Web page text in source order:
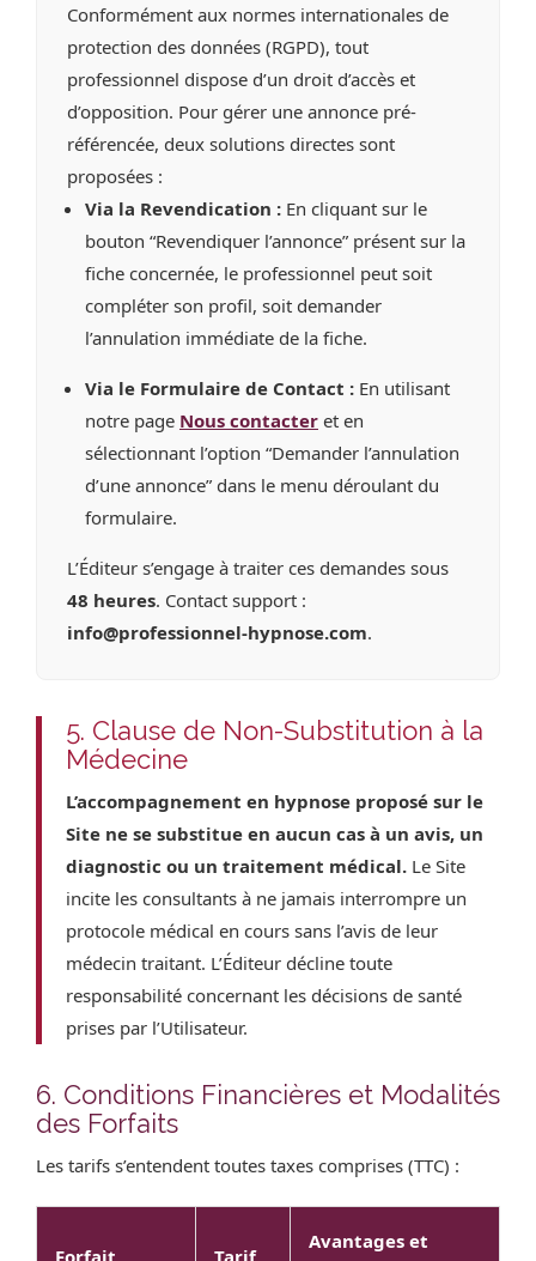
Conformément aux normes internationales de
protection des données (RGPD), tout
professionnel dispose d’un droit d’accès et
d’opposition. Pour gérer une annonce pré-
référencée, deux solutions directes sont
proposées :
Via la Revendication : En cliquant sur le
bouton “Revendiquer l’annonce” présent sur la
fiche concernée, le professionnel peut soit
compléter son profil, soit demander
l’annulation immédiate de la fiche.
Via le Formulaire de Contact : En utilisant
notre page Nous contacter et en
sélectionnant l’option “Demander l’annulation
d’une annonce” dans le menu déroulant du
formulaire.
L’Éditeur s’engage à traiter ces demandes sous
48 heures. Contact support :
info@professionnel-hypnose.com.
5. Clause de Non-Substitution à la
Médecine
L’accompagnement en hypnose proposé sur le
Site ne se substitue en aucun cas à un avis, un
diagnostic ou un traitement médical. Le Site
incite les consultants à ne jamais interrompre un
protocole médical en cours sans l’avis de leur
médecin traitant. L’Éditeur décline toute
responsabilité concernant les décisions de santé
prises par l’Utilisateur.
6. Conditions Financières et Modalités
des Forfaits
Les tarifs s’entendent toutes taxes comprises (TTC) :
Forfait Tarif
Avantages et